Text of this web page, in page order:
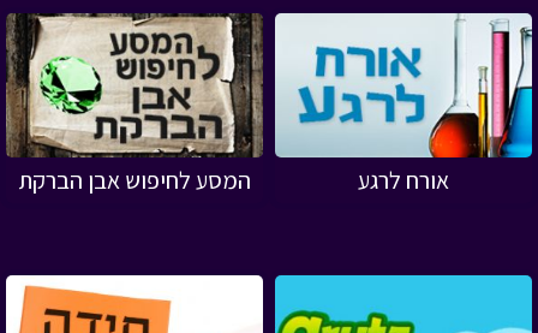
אורח לרגע המסע לחיפוש אבן הברקת